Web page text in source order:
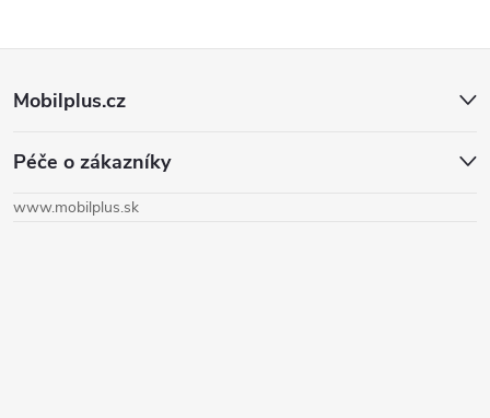
p
Mobilplus.cz
Péče o zákazníky
www.mobilplus.sk